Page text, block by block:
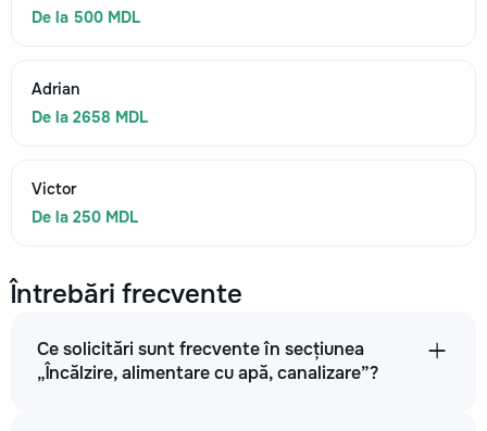
De la 500 MDL
Adrian
De la 2658 MDL
Victor
De la 250 MDL
Întrebări frecvente
Ce solicitări sunt frecvente în secțiunea
„Încălzire, alimentare cu apă, canalizare”?